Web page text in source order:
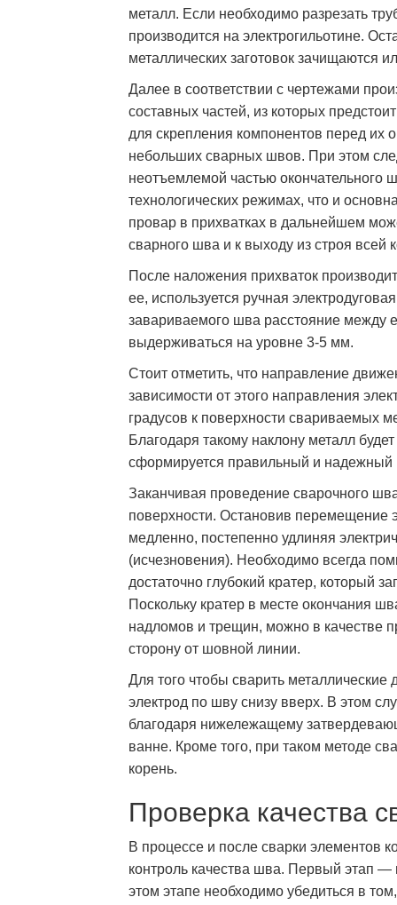
металл. Если необходимо разрезать
производится на электрогильотине.
металлических заготовок зачищаются
Далее в соответствии с чертежами
составных частей, из которых
для скрепления компонентов перед
небольших сварных швов. При этом
неотъемлемой частью
технологических режимах, что и
провар в прихватках в дальнейшем
сварного шва и к выходу из строя всей
После наложения прихваток
ее, используется ручная
завариваемого шва расстояние между
выдерживаться на уровне 3-5 мм.
Стоит отметить, что направление
зависимости от этого направления
градусов к поверхности свариваемых
Благодаря такому наклону металл
сформируется правильный и
Заканчивая проведение сварочного
поверхности. Остановив перемещение
медленно, постепенно удлиняя
(исчезновения). Необходимо всегда
достаточно глубокий кратер, который
Поскольку кратер в месте окончания
надломов и трещин, можно в качестве
сторону от шовной линии.
Для того чтобы сварить металлические
электрод по шву снизу вверх. В этом
благодаря нижележащему
ванне. Кроме того, при таком методе
корень.
Проверка качества
В процессе и после сварки элементов
контроль качества шва. Первый этап
этом этапе необходимо убедиться в